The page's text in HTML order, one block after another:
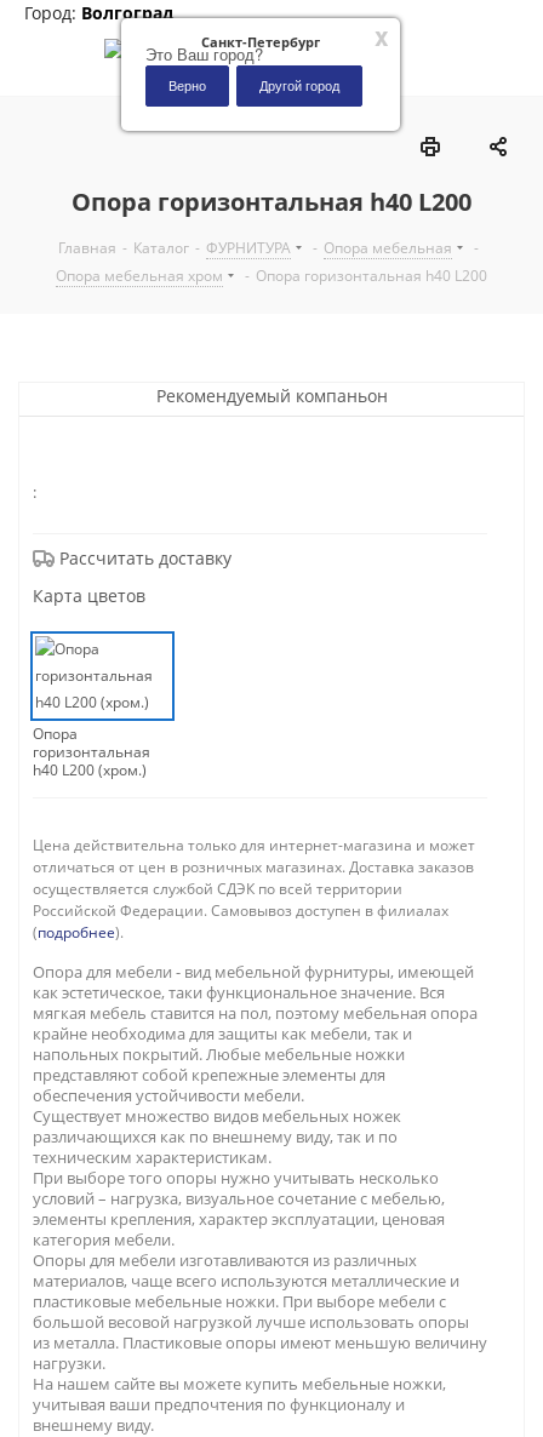
x
Санкт-Петербург
Это Ваш город?
Верно Другой город
Город: Волгоград
Опора горизонтальная h40 L200
Главная - Каталог - ФУРНИТУРА - Опора мебельная
-
Опора мебельная хром
- Опора горизонтальная h40 L200
Рекомендуемый компаньон
:
Рассчитать доставку
Карта цветов
Опора
горизонтальная
h40 L200 (хром.)
Цена действительна только для интернет-магазина и может
отличаться от цен в розничных магазинах. Доставка заказов
осуществляется службой СДЭК по всей территории
Российской Федерации. Самовывоз доступен в филиалах
(подробнее).
Опора для мебели - вид мебельной фурнитуры, имеющей
как эстетическое, таки функциональное значение. Вся
мягкая мебель ставится на пол, поэтому мебельная опора
крайне необходима для защиты как мебели, так и
напольных покрытий. Любые мебельные ножки
представляют собой крепежные элементы для
обеспечения устойчивости мебели.
Существует множество видов мебельных ножек
различающихся как по внешнему виду, так и по
техническим характеристикам.
При выборе того опоры нужно учитывать несколько
условий – нагрузка, визуальное сочетание с мебелью,
элементы крепления, характер эксплуатации, ценовая
категория мебели.
Опоры для мебели изготавливаются из различных
материалов, чаще всего используются металлические и
пластиковые мебельные ножки. При выборе мебели с
большой весовой нагрузкой лучше использовать опоры
из металла. Пластиковые опоры имеют меньшую величину
нагрузки.
На нашем сайте вы можете купить мебельные ножки,
учитывая ваши предпочтения по функционалу и
внешнему виду.